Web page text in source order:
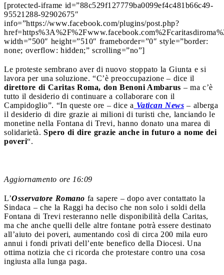
[protected-iframe id=”88c529f127779ba0099ef4c481b66c49-
95521288-92902675″
info=”https://www.facebook.com/plugins/post.php?
width=”500″ height=”510″ frameborder=”0″ style=”border:
none; overflow: hidden;” scrolling=”no”]
Le proteste sembrano aver di nuovo stoppato la Giunta e si
lavora per una soluzione. “C’è preoccupazione – dice il
direttore di Caritas Roma, don Benoni Ambarus – ma c’è
tutto il desiderio di continuare a collaborare con il
Campidoglio”. “In queste ore – dice a Vatican News – alberga
il desiderio di dire grazie ai milioni di turisti che, lanciando le
monetine nella Fontana di Trevi, hanno donato una marea di
solidarietà. Spero di dire grazie anche in futuro a nome dei
poveri“.
Aggiornamento ore 16:09
L’Osservatore Romano fa sapere – dopo aver contattato la
Sindaca – che la Raggi ha deciso che non solo i soldi della
Fontana di Trevi resteranno nelle disponibilità della Caritas,
ma che anche quelli delle altre fontane potrà essere destinato
all’aiuto dei poveri, aumentando così di circa 200 mila euro
annui i fondi privati dell’ente benefico della Diocesi. Una
ottima notizia che ci ricorda che protestare contro una cosa
ingiusta alla lunga paga.